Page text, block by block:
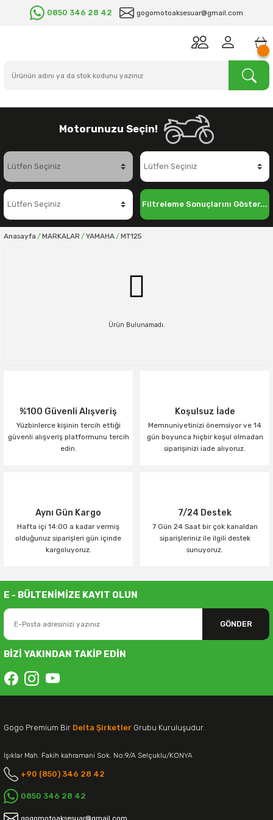
0850 346 28 42 gogomotoaksesuar@gmail.com
Motorunuzu Seçin!
Filtreleme Sonuçlarını Göster...
Anasayfa MARKALAR YAMAHA MT125
Ürün Bulunamadı.
%100 Güvenli Alışveriş
Yüzbinlerce kişinin tercih ettiği
güvenli alışveriş platformunu tercih
edin.
Koşulsuz İade
Memnuniyetinizi önemsiyor ve 14
gün boyunca hiçbir koşul olmadan
siparişinizi iade alıyoruz.
Aynı Gün Kargo
Hafta içi 14:00 a kadar vermiş
olduğunuz siparişleri gün içinde
kargoluyoruz.
7/24 Destek
7 Gün 24 Saat bir çok kanaldan
siparişleriniz ile ilgili destek
sunuyoruz.
E - BÜLTENİMİZE KAYIT OLUN
GÖNDER
BİZİ YAKINDAN TAKİP EDİN
Gogo Premium Bir Delta Şirketler Grubu Kuruluşudur.
Işıklar Mah. Fakih kahramani Sok. No:9/A Selçuklu/KONYA
+90 (850) 346 28 42
0850 346 28 42
gogomotoaksesuar@gmail.com